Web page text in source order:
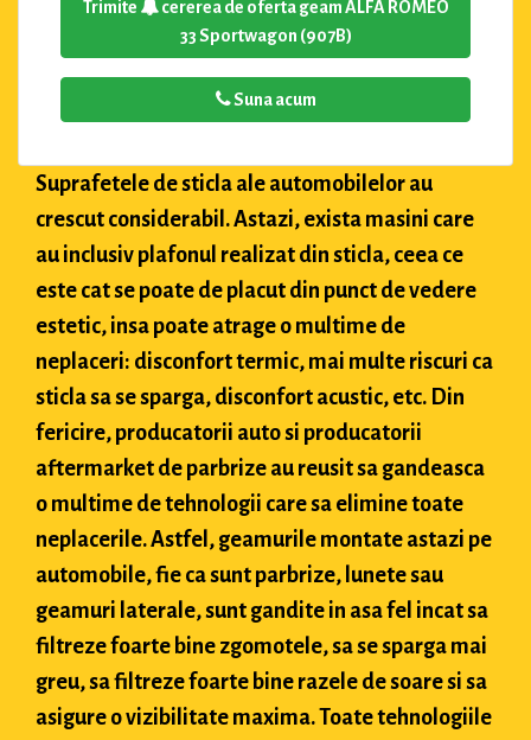
Trimite
cererea de oferta geam ALFA ROMEO
33 Sportwagon (907B)
Suna acum
Suprafetele de sticla ale automobilelor au
crescut considerabil. Astazi, exista masini care
au inclusiv plafonul realizat din sticla, ceea ce
este cat se poate de placut din punct de vedere
estetic, insa poate atrage o multime de
neplaceri: disconfort termic, mai multe riscuri ca
sticla sa se sparga, disconfort acustic, etc. Din
fericire, producatorii auto si producatorii
aftermarket de parbrize au reusit sa gandeasca
o multime de tehnologii care sa elimine toate
neplacerile. Astfel, geamurile montate astazi pe
automobile, fie ca sunt parbrize, lunete sau
geamuri laterale, sunt gandite in asa fel incat sa
filtreze foarte bine zgomotele, sa se sparga mai
greu, sa filtreze foarte bine razele de soare si sa
asigure o vizibilitate maxima. Toate tehnologiile